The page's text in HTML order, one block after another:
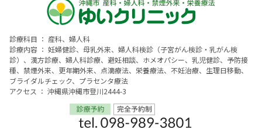
診療科目 ： 産科、婦人科
診療内容 ： 妊婦健診、母乳外来、婦人科検診（子宮がん検診・乳がん検
診）、漢方診療、婦人科診療、避妊相談、ホメオパシー、乳児健診、予防接
種、禁煙外来、更年期外来、点滴療法、栄養療法、不妊治療、生理日移動、
ブライダルチェック、プラセンタ療法
アクセス ： 沖縄県沖縄市登川2444-3